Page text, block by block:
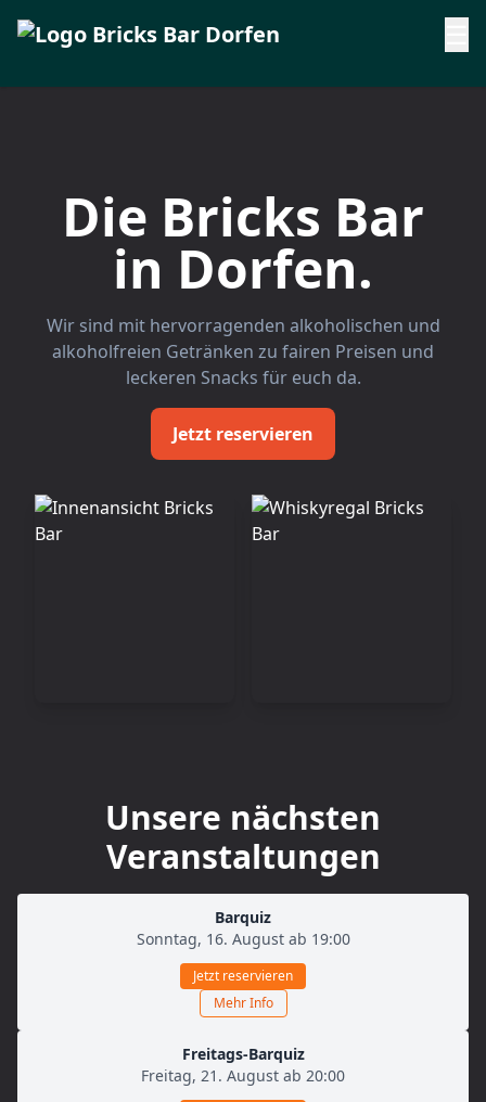
Die Bricks Bar
in Dorfen.
Wir sind mit hervorragenden alkoholischen und
alkoholfreien Getränken zu fairen Preisen und
leckeren Snacks für euch da.
Jetzt reservieren
Unsere nächsten
Veranstaltungen
Barquiz
Sonntag, 16. August ab 19:00
Jetzt reservieren
Mehr Info
Freitags-Barquiz
Freitag, 21. August ab 20:00